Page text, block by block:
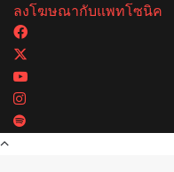
ลงโฆษณากับแพทโซนิค